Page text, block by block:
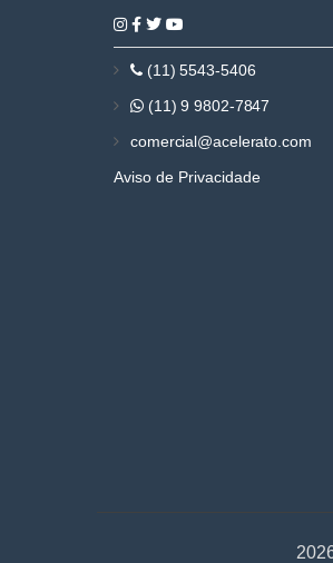
(11) 5543-5406
(11) 9 9802-7847
comercial@acelerato.com
Aviso de Privacidade